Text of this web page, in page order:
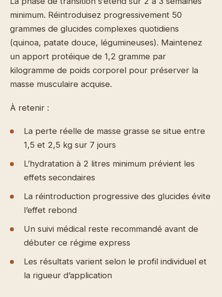
minimum. Réintroduisez progressivement 50
grammes de glucides complexes quotidiens
(quinoa, patate douce, légumineuses). Maintenez
un apport protéique de 1,2 gramme par
kilogramme de poids corporel pour préserver la
masse musculaire acquise.
À retenir :
La perte réelle de masse grasse se situe entre
1,5 et 2,5 kg sur 7 jours
L’hydratation à 2 litres minimum prévient les
effets secondaires
La réintroduction progressive des glucides évite
l’effet rebond
Un suivi médical reste recommandé avant de
débuter ce régime express
Les résultats varient selon le profil individuel et
la rigueur d’application